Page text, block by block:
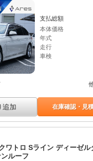
支払総額
本体価格
年式
走行
車検
追加 在庫確認・見
ワトロ Sライン ディーゼル
ルーフ